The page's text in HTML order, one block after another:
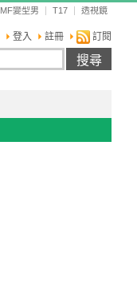
MF變型男 T17 透視鏡
登入 註冊 訂閱